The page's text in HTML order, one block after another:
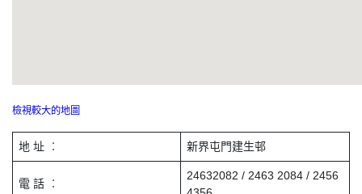
檢視較大的地圖
地 址 ︰ 新界屯門建生邨
電 話 ︰
24632082 / 2463 2084 / 2456